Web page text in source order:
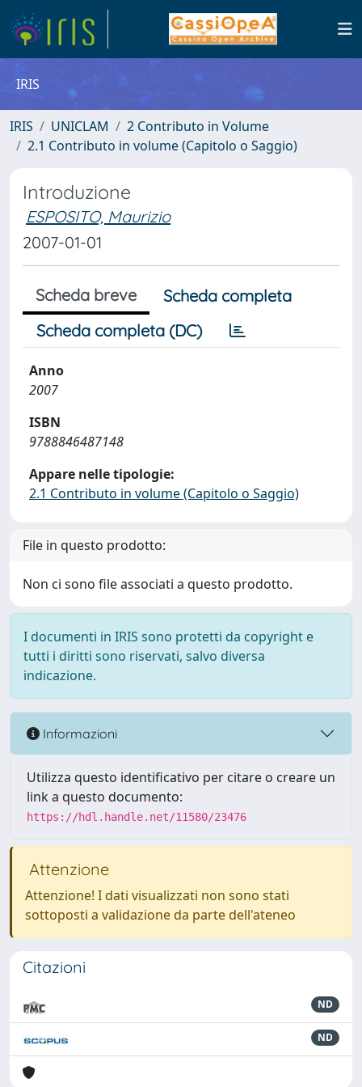
IRIS
IRIS UNICLAM
2 Contributo in Volume
2.1 Contributo in volume (Capitolo o Saggio)
Introduzione
ESPOSITO, Maurizio
2007-01-01
Scheda breve
Scheda completa
Scheda completa (DC)
Anno
2007
ISBN
9788846487148
Appare nelle tipologie:
2.1 Contributo in volume (Capitolo o Saggio)
File in questo prodotto:
Non ci sono file associati a questo prodotto.
I documenti in IRIS sono protetti da copyright e
tutti i diritti sono riservati, salvo diversa
indicazione.
Informazioni
Utilizza questo identificativo per citare o creare un
link a questo documento:
https://hdl.handle.net/11580/23476
Attenzione
Attenzione! I dati visualizzati non sono stati
sottoposti a validazione da parte dell'ateneo
Citazioni
ND
ND